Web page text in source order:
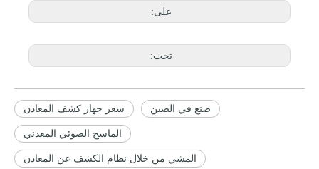
على:
تحت:
سعر جهاز كشف المعادن صنع في الصين
الماسح الضوئي المعدني
المشي من خلال نظام الكشف عن المعادن